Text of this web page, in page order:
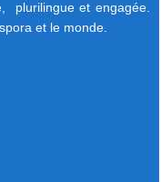
plurilingue et engagée.
et le monde.